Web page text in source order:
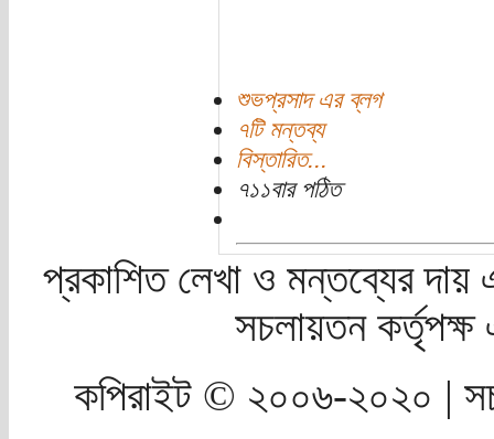
শুভপ্রসাদ এর ব্লগ
৭টি মন্তব্য
বিস্তারিত...
৭১১বার পঠিত
প্রকাশিত লেখা ও মন্তব্যের দায়
সচলায়তন
কপিরাইট © ২০০৬-২০২০ |